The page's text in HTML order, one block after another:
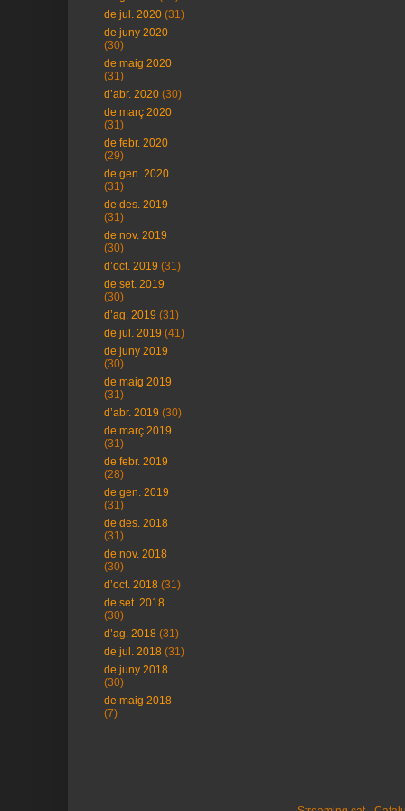
de jul. 2020 (31)
de juny 2020
(30)
de maig 2020
(31)
d’abr. 2020 (30)
de març 2020
(31)
de febr. 2020
(29)
de gen. 2020
(31)
de des. 2019
(31)
de nov. 2019
(30)
d’oct. 2019 (31)
de set. 2019
(30)
d’ag. 2019 (31)
de jul. 2019 (41)
de juny 2019
(30)
de maig 2019
(31)
d’abr. 2019 (30)
de març 2019
(31)
de febr. 2019
(28)
de gen. 2019
(31)
de des. 2018
(31)
de nov. 2018
(30)
d’oct. 2018 (31)
de set. 2018
(30)
d’ag. 2018 (31)
de jul. 2018 (31)
de juny 2018
(30)
de maig 2018
(7)